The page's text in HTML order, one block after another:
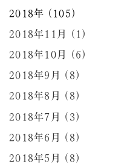
2018年 (105)
2018年11月 (1)
2018年10月 (6)
2018年9月 (8)
2018年8月 (8)
2018年7月 (3)
2018年6月 (8)
2018年5月 (8)